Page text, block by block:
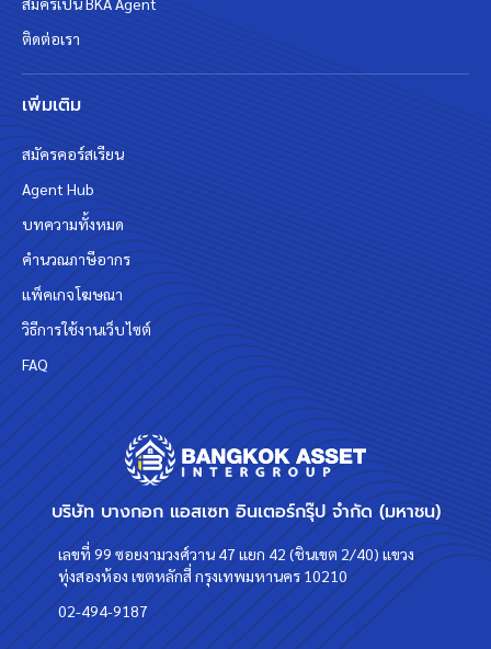
บริษัท บางกอก แอสเซท อินเตอร์กรุ๊ป จำกัด (มหาชน)
เลขที่ 99 ซอยงามวงศ์วาน 47 แยก 42 (ชินเขต 2/40) แขวง
ทุ่งสองห้อง เขตหลักสี่ กรุงเทพมหานคร 10210
02-494-9187
ติดต่อเรา
เพิ่มเติม
สมัครคอร์สเรียน
Agent Hub
บทความทั้งหมด
คำนวณภาษีอากร
แพ็คเกจโฆษณา
วิธีการใช้งานเว็บไซต์
FAQ